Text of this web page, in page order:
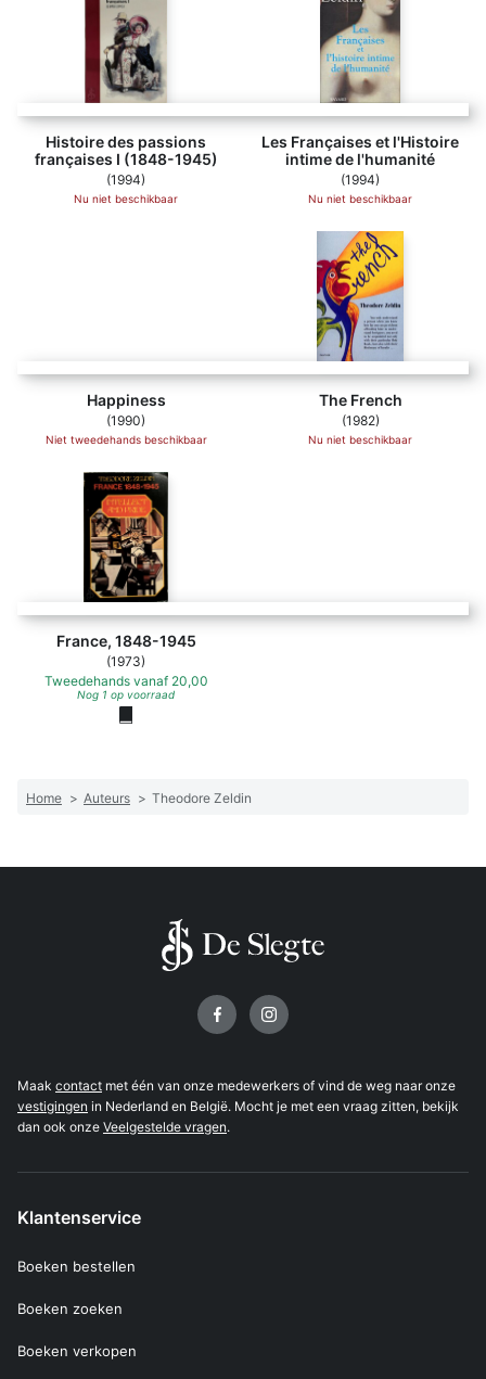
Histoire des passions
françaises I (1848-1945)
(1994)
Nu niet beschikbaar
Les Françaises et l'Histoire
intime de l'humanité
(1994)
Nu niet beschikbaar
Happiness - Theodore Zeldin (ISBN 9780330308335)
Happiness
(1990)
Niet tweedehands beschikbaar
The French
(1982)
Nu niet beschikbaar
France, 1848-1945
(1973)
Tweedehands vanaf 20,00
Nog 1 op voorraad
Home > Auteurs > Theodore Zeldin
Maak contact met één van onze medewerkers of vind de weg naar onze
vestigingen in Nederland en België. Mocht je met een vraag zitten, bekijk
dan ook onze Veelgestelde vragen.
Klantenservice
Boeken bestellen
Boeken zoeken
Boeken verkopen